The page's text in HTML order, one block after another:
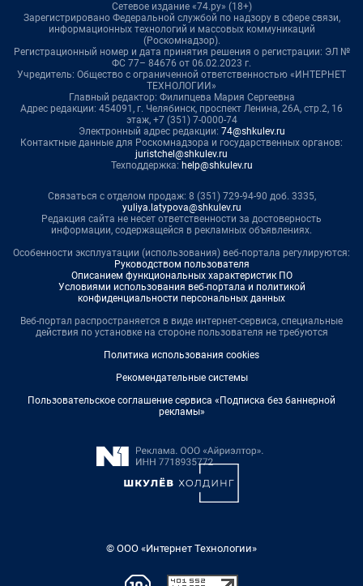
Сетевое издание «74.ру» (18+)
Зарегистрировано Федеральной службой по надзору в сфере связи,
информационных технологий и массовых коммуникаций
(Роскомнадзор).
Регистрационный номер и дата принятия решения о регистрации: ЭЛ №
ФС 77– 84676 от 06.02.2023 г.
Учредитель: Общество с ограниченной ответственностью «ИНТЕРНЕТ
ТЕХНОЛОГИИ»
Главный редактор: Филипцева Мария Сергеевна
Адрес редакции: 454091, г. Челябинск, проспект Ленина, 26А, стр.2, 16
этаж, +7 (351) 7-0000-74
Электронный адрес редакции: 74@shkulev.ru
Контактные данные для Роскомнадзора и государственных органов:
juristchel@shkulev.ru
Техподдержка: help@shkulev.ru
Связаться с отделом продаж: 8 (351) 729-94-90 доб. 3335,
yuliya.latypova@shkulev.ru
Редакция сайта не несет ответственности за достоверность
информации, содержащейся в рекламных объявлениях.
Особенности эксплуатации (использования) веб-портала регулируются:
Руководством пользователя
Описанием функциональных характеристик ПО
Условиями использования веб-портала и политикой
конфиденциальности персональных данных
Веб-портал распространяется в виде интернет-сервиса, специальные
действия по установке на стороне пользователя не требуются
Политика использования cookies
Рекомендательные системы
Пользовательское соглашение сервиса «Подписка без баннерной
рекламы»
© ООО «Интернет Технологии»